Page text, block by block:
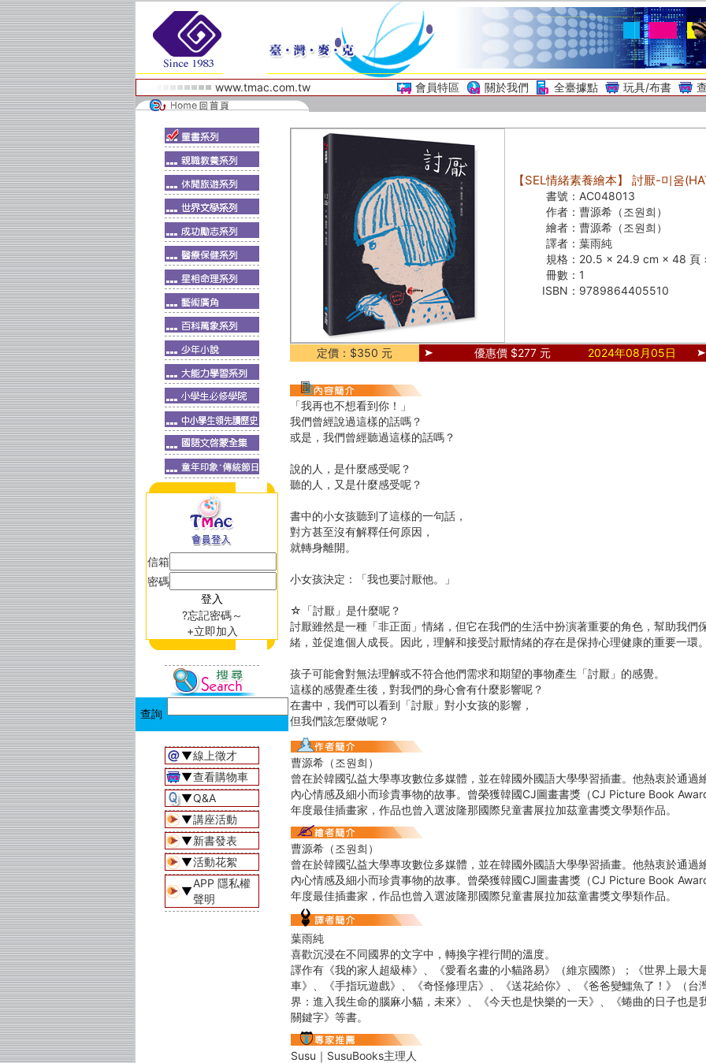
www.tmac.com.tw 會員特區 關於我們 全臺據點 玩具/布書
信箱
密碼
?忘記密碼～
+立即加入
▼線上徵才
▼查看購物車
▼Q&A
▼講座活動
▼新書發表
▼活動花絮
▼
APP 隱私權
聲明
【SEL情緒素養繪本】 討厭-미움
書號： AC048013
作者： 曹源希（조원희）
繪者： 曹源希（조원희）
譯者： 葉雨純
規格： 20.5 × 24.9 cm × 48 頁
冊數： 1
ISBN： 9789864405510
定價：$350 元 優惠價 $277 元 2024年08月05日
「我再也不想看到你！」
我們曾經說過這樣的話嗎？
或是，我們曾經聽過這樣的話嗎？
說的人，是什麼感受呢？
聽的人，又是什麼感受呢？
書中的小女孩聽到了這樣的一句話，
對方甚至沒有解釋任何原因，
就轉身離開。
小女孩決定：「我也要討厭他。」
☆「討厭」是什麼呢？
討厭雖然是一種「非正面」情緒，但它在我們的生活中扮演著重要的角色，幫助我們
緒，並促進個人成長。因此，理解和接受討厭情緒的存在是保持心理健康的重要一環
孩子可能會對無法理解或不符合他們需求和期望的事物產生「討厭」的感覺。
這樣的感覺產生後，對我們的身心會有什麼影響呢？
在書中，我們可以看到「討厭」對小女孩的影響，
但我們該怎麼做呢？
曹源希（조원희）
曾在於韓國弘益大學專攻數位多媒體，並在韓國外國語大學學習插畫。他熱衷於通過
內心情感及細小而珍貴事物的故事。曾榮獲韓國CJ圖畫書獎（CJ Picture Book
年度最佳插畫家，作品也曾入選波隆那國際兒童書展拉加茲童書獎文學類作品。
曹源希（조원희）
曾在於韓國弘益大學專攻數位多媒體，並在韓國外國語大學學習插畫。他熱衷於通過
內心情感及細小而珍貴事物的故事。曾榮獲韓國CJ圖畫書獎（CJ Picture Book
年度最佳插畫家，作品也曾入選波隆那國際兒童書展拉加茲童書獎文學類作品。
葉雨純
喜歡沉浸在不同國界的文字中，轉換字裡行間的溫度。
譯作有《我的家人超級棒》、《愛看名畫的小貓路易》（維京國際）；《世界上最大
車》、《手指玩遊戲》、《奇怪修理店》、《送花給你》、《爸爸變鱷魚了！》（台
界：進入我生命的腦麻小貓，未來》、《今天也是快樂的一天》、《蜷曲的日子也是
關鍵字》等書。
Susu｜SusuBooks主理人